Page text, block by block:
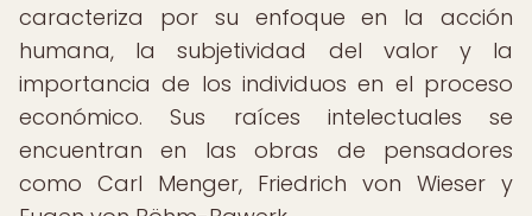
caracteriza por su enfoque en la acción
humana, la subjetividad del valor y la
importancia de los individuos en el proceso
económico. Sus raíces intelectuales se
encuentran en las obras de pensadores
como Carl Menger, Friedrich von Wieser y